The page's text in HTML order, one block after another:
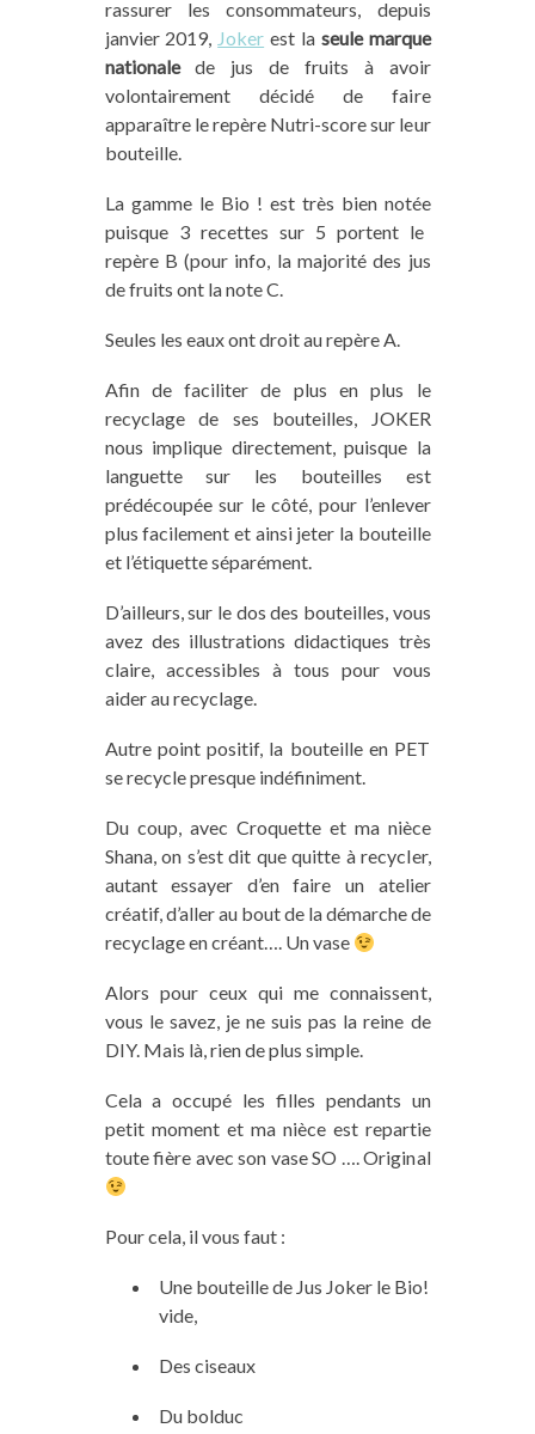
rassurer lesconsommateurs, depuis
janvier 2019, Joker est la seule marque
nationalede jus de fruits à avoir
volontairement décidé de faire
apparaître le repère Nutri-score sur leur
bouteille.
La gamme le Bio ! est très bien notée
puisque 3 recettes sur 5 portent le
repère B (pour info, la majorité des jus
de fruits ont la note C.
Seules les eaux ont droit au repère A.
Afin de faciliter de plus en plus le
recyclage de ses bouteilles, JOKER
nous implique directement, puisque la
languette sur les bouteilles est
prédécoupéesur le côté, pour l’enlever
plus facilement et ainsi jeter la bouteille
et l’étiquette séparément.
D’ailleurs, sur le dos des bouteilles, vous
avez des illustrations didactiques très
claire, accessibles àtous pour vous
aider au recyclage.
Autre point positif, la bouteille en PET
se recycle presque indéfiniment.
Du coup, avec Croquette et ma nièce
Shana, on s’est dit que quitte à recycler,
autant essayer d’en faire un atelier
créatif, d’aller au bout de la démarche de
recyclage en créant…. Un vase
Alors pour ceux qui me connaissent,
vous le savez, je ne suis pas la reine de
DIY.Mais là, rien de plus simple.
Cela a occupé les filles pendants un
petit moment et ma nièce est repartie
toute fière avec son vase SO …. Original
Pour cela, il vous faut :
Une bouteille de Jus Joker le Bio!
vide,
Des ciseaux
Du bolduc